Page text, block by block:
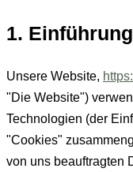
1. Einführung
Unsere Website,
"Die Website")
Technologien (der
"Cookies"
von uns beauftragten